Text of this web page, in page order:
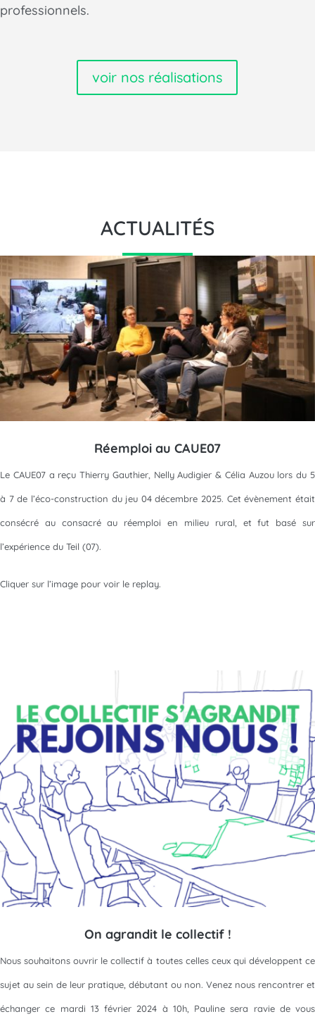
professionnels.
voir nos réalisations
ACTUALITÉS
Réemploi au CAUE07
Le CAUE07 a reçu Thierry Gauthier, Nelly Audigier & Célia Auzou lors du 5
à 7 de l’éco-construction du jeu 04 décembre 2025. Cet évènement était
consécré au consacré au réemploi en milieu rural, et fut basé sur
l’expérience du Teil (07).
Cliquer sur l’image pour voir le replay.
On agrandit le collectif !
Nous souhaitons ouvrir le collectif à toutes celles ceux qui développent ce
sujet au sein de leur pratique, débutant ou non. Venez nous rencontrer et
échanger ce mardi 13 février 2024 à 10h, Pauline sera ravie de vous